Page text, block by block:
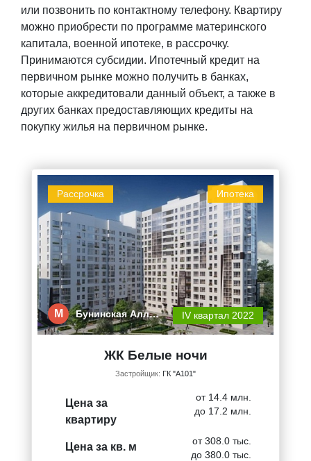
или позвонить по контактному телефону. Квартиру
можно приобрести по программе материнского
капитала, военной ипотеке, в рассрочку.
Принимаются субсидии. Ипотечный кредит на
первичном рынке можно получить в банках,
которые аккредитовали данный объект, а также в
других банках предоставляющих кредиты на
покупку жилья на первичном рынке.
Ипотека
Рассрочка
М Бунинская Алл… IV квартал 2022
ЖК Белые ночи
Застройщик: ГК "А101"
Цена за
квартиру
от 14.4 млн.
до 17.2 млн.
Цена за кв. м
от 308.0 тыс.
до 380.0 тыс.